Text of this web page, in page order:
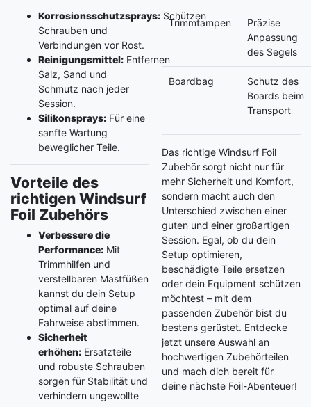
Korrosionsschutzsprays: Schützen
Schrauben und
Verbindungen vor Rost.
Reinigungsmittel: Entfernen
Salz, Sand und
Schmutz nach jeder
Session.
Silikonsprays: Für eine
sanfte Wartung
beweglicher Teile.
Vorteile des
richtigen Windsurf
Foil Zubehörs
Verbessere die
Performance: Mit
Trimmhilfen und
verstellbaren Mastfüßen
kannst du dein Setup
optimal auf deine
Fahrweise abstimmen.
Sicherheit
erhöhen: Ersatzteile
und robuste Schrauben
sorgen für Stabilität und
verhindern ungewollte
Trimmtampen
Präzise
Anpassung
des Segels
Boardbag
Schutz des
Boards beim
Transport
Das richtige Windsurf Foil
Zubehör sorgt nicht nur für
mehr Sicherheit und Komfort,
sondern macht auch den
Unterschied zwischen einer
guten und einer großartigen
Session. Egal, ob du dein
Setup optimieren,
beschädigte Teile ersetzen
oder dein Equipment schützen
möchtest – mit dem
passenden Zubehör bist du
bestens gerüstet. Entdecke
jetzt unsere Auswahl an
hochwertigen Zubehörteilen
und mach dich bereit für
deine nächste Foil-Abenteuer!